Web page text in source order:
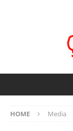
HOME Media